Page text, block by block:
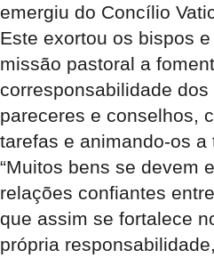
emergiu do Concílio
Este exortou os bispos
missão pastoral a
corresponsabilidade
pareceres e conselhos,
tarefas e animando-os
“Muitos bens se devem
relações confiantes
que assim se fortalece
própria